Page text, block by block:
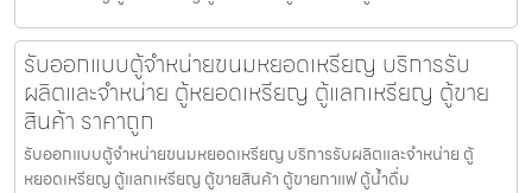
รับออกแบบตู้จำหน่ายขนมหยอดเหรียญ​ บริการรับ
ผลิตและจำหน่าย ตู้หยอดเหรียญ ตู้แลกเหรียญ ตู้ขาย
สินค้า ราคาถูก
รับออกแบบตู้จำหน่ายขนมหยอดเหรียญ​ บริการรับผลิตและจำหน่าย ตู้
หยอดเหรียญ ตู้แลกเหรียญ ตู้ขายสินค้า ตู้ขายกาแฟ ตู้น้ำดื่ม